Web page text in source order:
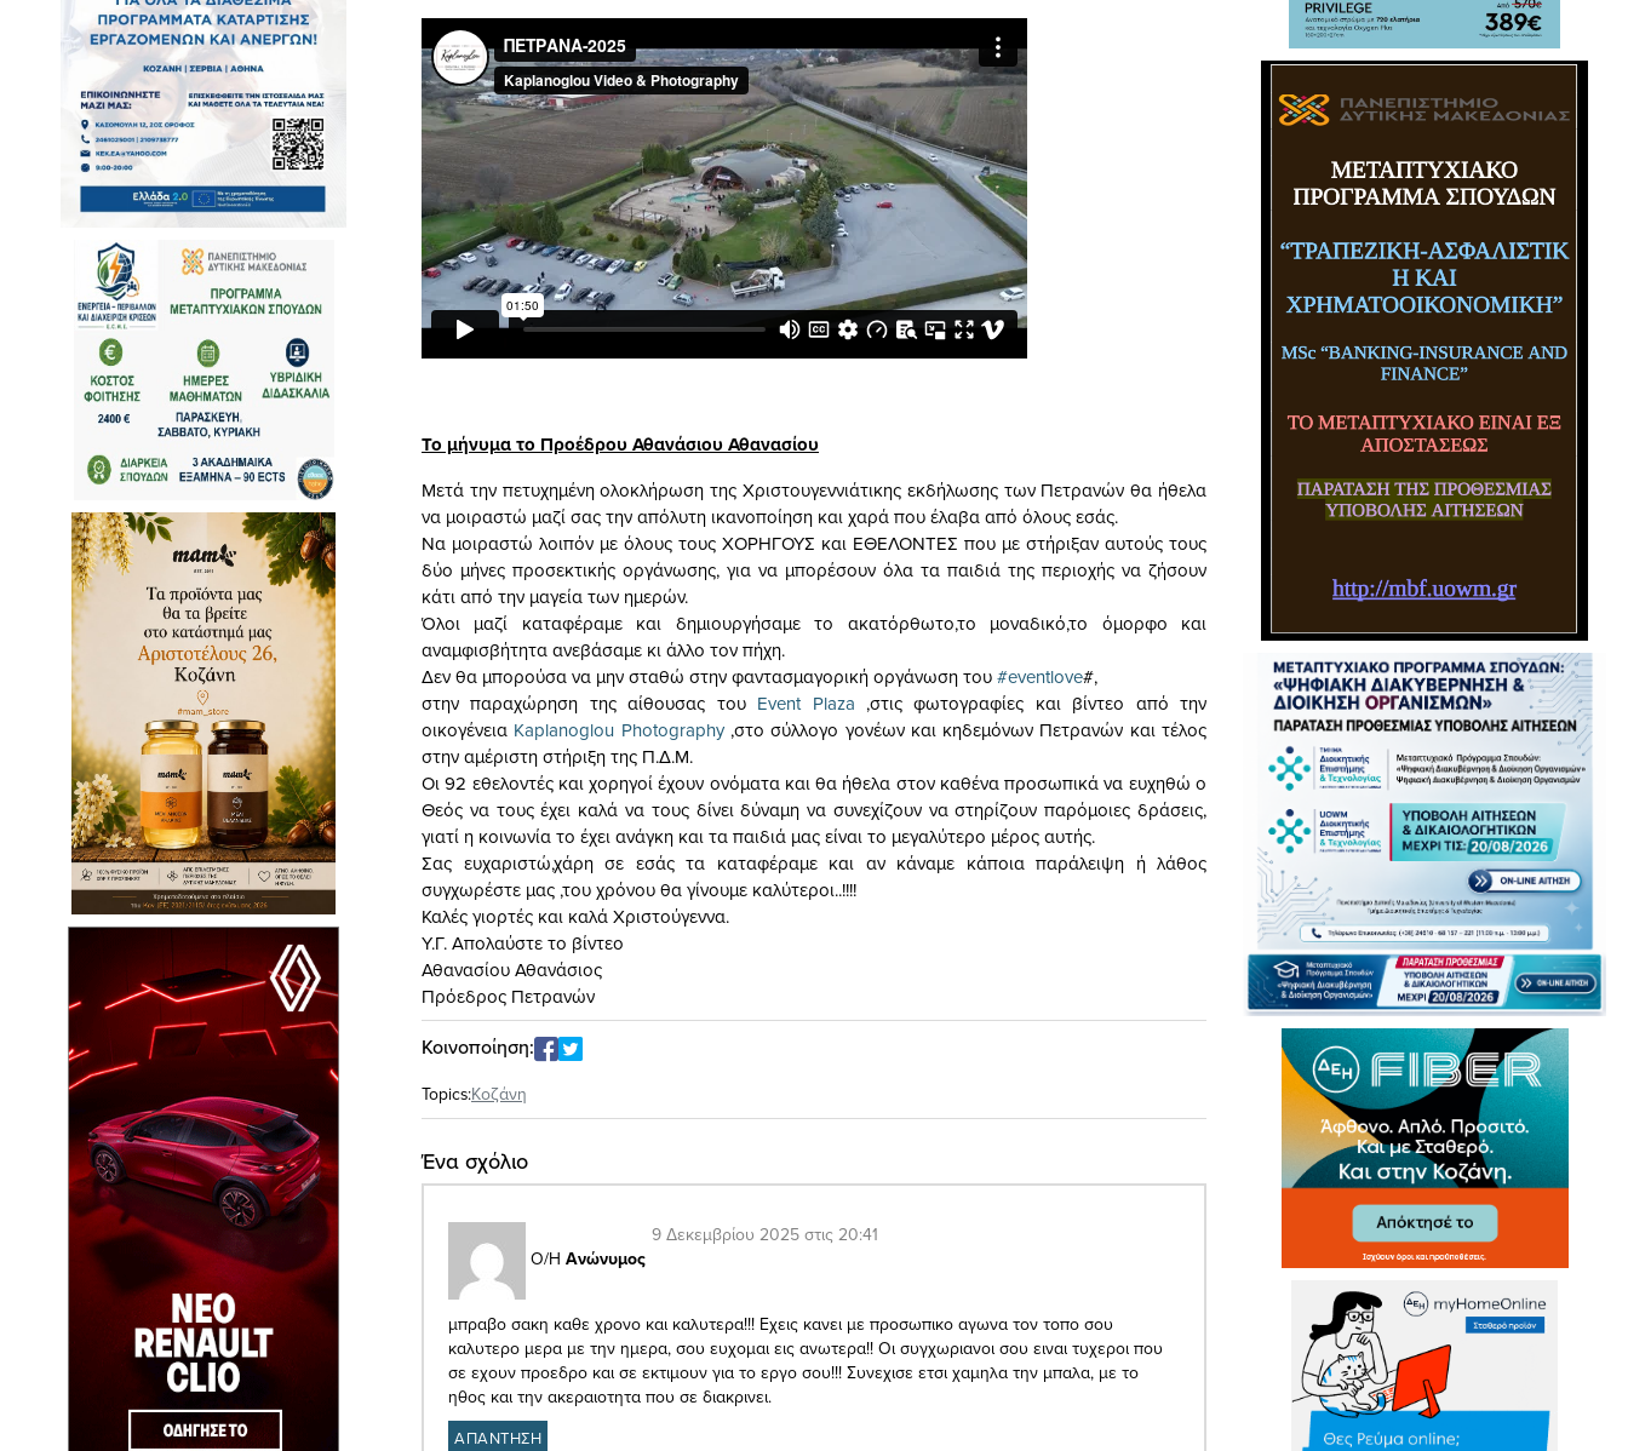
Το μήνυμα το Προέδρου Αθανάσιου Αθανασίου
Μετά την πετυχημένη ολοκλήρωση της Χριστουγεννιάτικης εκδήλωσης των Πετρανών θα ήθελα
να μοιραστώ μαζί σας την απόλυτη ικανοποίηση και χαρά που έλαβα από όλους εσάς.
Να μοιραστώ λοιπόν με όλους τους ΧΟΡΗΓΟΥΣ και ΕΘΕΛΟΝΤΕΣ που με στήριξαν αυτούς τους
δύο μήνες προσεκτικής οργάνωσης, για να μπορέσουν όλα τα παιδιά της περιοχής να ζήσουν
κάτι από την μαγεία των ημερών.
Όλοι μαζί καταφέραμε και δημιουργήσαμε το ακατόρθωτο,το μοναδικό,το όμορφο και
αναμφισβήτητα ανεβάσαμε κι άλλο τον πήχη.
Δεν θα μπορούσα να μην σταθώ στην φαντασμαγορική οργάνωση του#eventlove#,
στην παραχώρηση της αίθουσας του Event Plaza ,στις φωτογραφίες και βίντεο από την
οικογένεια Kaplanoglou Photography,στο σύλλογο γονέων και κηδεμόνων Πετρανών και τέλος
στην αμέριστη στήριξη της Π.Δ.Μ.
Οι 92 εθελοντές και χορηγοί έχουν ονόματα και θα ήθελα στον καθένα προσωπικά να ευχηθώ ο
Θεός να τους έχει καλά να τους δίνει δύναμη να συνεχίζουν να στηρίζουν παρόμοιες δράσεις,
γιατί η κοινωνία το έχει ανάγκη και τα παιδιά μας είναι το μεγαλύτερο μέρος αυτής.
Σας ευχαριστώ,χάρη σε εσάς τα καταφέραμε και αν κάναμε κάποια παράλειψη ή λάθος
συγχωρέστε μας ,του χρόνου θα γίνουμε καλύτεροι..!!!!
Καλές γιορτές και καλά Χριστούγεννα.
Υ.Γ. Απολαύστε το βίντεο
Αθανασίου Αθανάσιος
Πρόεδρος Πετρανών
Κοινοποίηση:
Topics:Κοζάνη
Ένα σχόλιο
Ο/Η Ανώνυμος
9 Δεκεμβρίου 2025 στις 20:41
μπραβο σακη καθε χρονο και καλυτερα!!! Εχεις κανει με προσωπικο αγωνα τον τοπο σου
καλυτερο μερα με την ημερα, σου ευχομαι εις ανωτερα!! Οι συγχωριανοι σου ειναι τυχεροι που
σε εχουν προεδρο και σε εκτιμουν για το εργο σου!!! Συνεχισε ετσι χαμηλα την μπαλα, με το
ηθος και την ακεραιοτητα που σε διακρινει.
ΑΠΑΝΤΗΣΗ